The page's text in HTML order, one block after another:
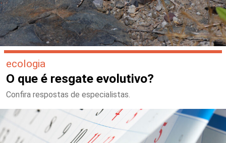
ecologia
O que é resgate evolutivo?
Confira respostas de especialistas.